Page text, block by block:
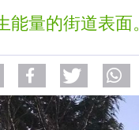
能量的街道表面。